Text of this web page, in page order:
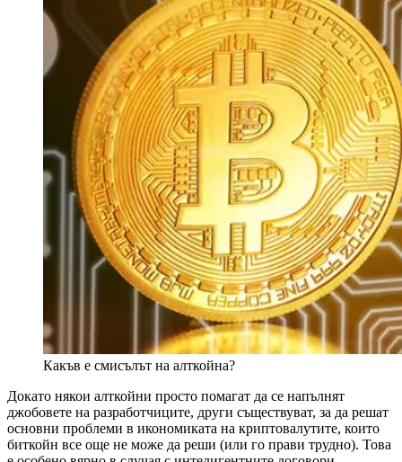
Какъв е смисълът на алткойна?
Докато някои алткойни просто помагат да се напълнят
джобовете на разработчиците, други съществуват, за да решат
основни проблеми в икономиката на криптовалутите, които
биткойн все още не може да реши (или го прави трудно). Това